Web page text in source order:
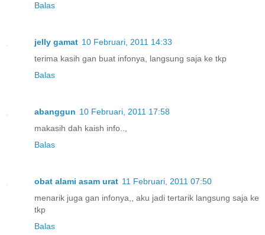
Balas
jelly gamat 10 Februari, 2011 14:33
terima kasih gan buat infonya, langsung saja ke tkp
Balas
abanggun 10 Februari, 2011 17:58
makasih dah kaish info..,
Balas
obat alami asam urat 11 Februari, 2011 07:50
menarik juga gan infonya,, aku jadi tertarik langsung saja ke
tkp
Balas